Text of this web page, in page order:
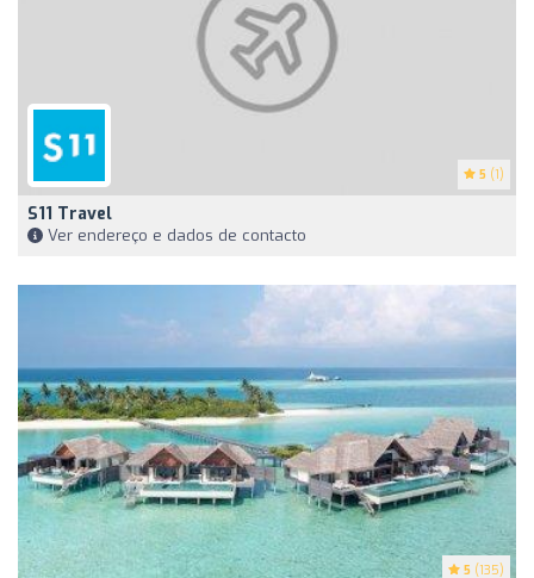
5 (1)
S11 Travel
Ver endereço e dados de contacto
5 (135)